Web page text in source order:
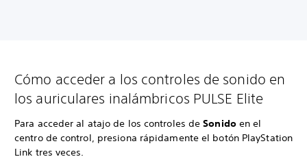
Cómo acceder a los controles de sonido en
los auriculares inalámbricos PULSE Elite
Para acceder al atajo de los controles deSonido en el
centro de control, presiona rápidamente el botón PlayStation
Link tres veces.